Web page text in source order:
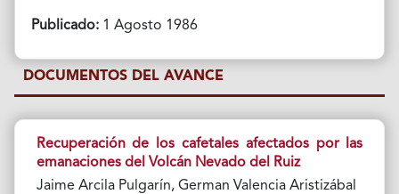
Publicado:1 Agosto 1986
DOCUMENTOS DEL AVANCE
Recuperación de los cafetales afectados por las
emanaciones del Volcán Nevado del Ruiz
Jaime Arcila Pulgarín, German Valencia Aristizábal